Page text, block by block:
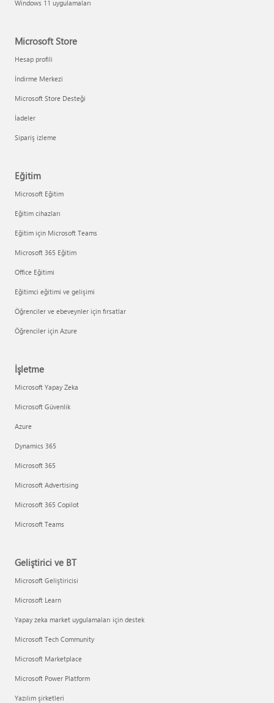
Windows 11 uygulamaları
Microsoft Store
Hesap profili
İndirme Merkezi
Microsoft Store Desteği
İadeler
Sipariş izleme
Eğitim
Microsoft Eğitim
Eğitim cihazları
Eğitim için Microsoft Teams
Microsoft 365 Eğitim
Office Eğitimi
Eğitimci eğitimi ve gelişimi
Öğrenciler ve ebeveynler için fırsatlar
Öğrenciler için Azure
İşletme
Microsoft Yapay Zeka
Microsoft Güvenlik
Azure
Dynamics 365
Microsoft 365
Microsoft Advertising
Microsoft 365 Copilot
Microsoft Teams
Geliştirici ve BT
Microsoft Geliştiricisi
Microsoft Learn
Yapay zeka market uygulamaları için destek
Microsoft Tech Community
Microsoft Marketplace
Microsoft Power Platform
Yazılım şirketleri